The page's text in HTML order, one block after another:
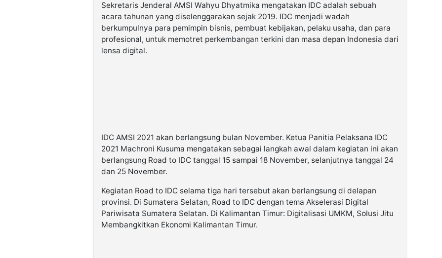
Sekretaris Jenderal AMSI Wahyu Dhyatmika mengatakan IDC adalah sebuah
acara tahunan yang diselenggarakan sejak 2019. IDC menjadi wadah
berkumpulnya para pemimpin bisnis, pembuat kebijakan, pelaku usaha, dan para
profesional, untuk memotret perkembangan terkini dan masa depan Indonesia dari
lensa digital.
IDC AMSI 2021 akan berlangsung bulan November. Ketua Panitia Pelaksana IDC
2021 Machroni Kusuma mengatakan sebagai langkah awal dalam kegiatan ini akan
berlangsung Road to IDC tanggal 15 sampai 18 November, selanjutnya tanggal 24
dan 25 November.
Kegiatan Road to IDC selama tiga hari tersebut akan berlangsung di delapan
provinsi. Di Sumatera Selatan, Road to IDC dengan tema Akselerasi Digital
Pariwisata Sumatera Selatan. Di Kalimantan Timur: Digitalisasi UMKM, Solusi Jitu
Membangkitkan Ekonomi Kalimantan Timur.